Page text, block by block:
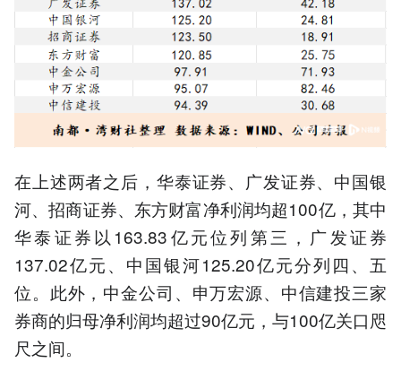
在上述两者之后，华泰证券、广发证券、中国银
河、招商证券、东方财富净利润均超100亿，其中
华泰证券以163.83亿元位列第三，广发证券
137.02亿元、中国银河125.20亿元分列四、五
位。此外，中金公司、申万宏源、中信建投三家
券商的归母净利润均超过90亿元，与100亿关口咫
尺之间。